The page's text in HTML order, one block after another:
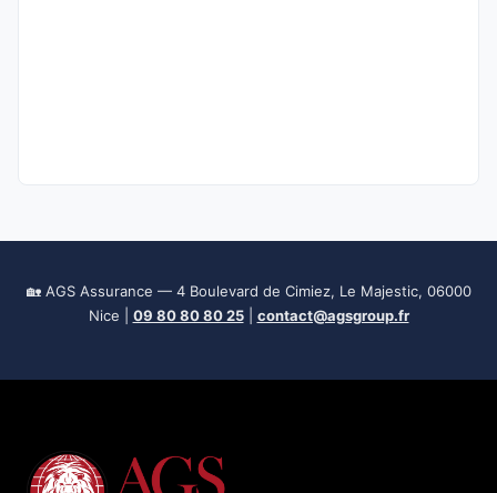
🏡 AGS Assurance — 4 Boulevard de Cimiez, Le Majestic, 06000
Nice | 09 80 80 80 25| contact@agsgroup.fr